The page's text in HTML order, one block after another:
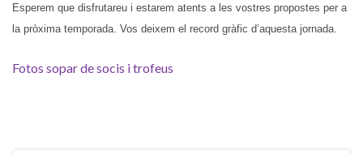
Esperem que disfrutareu i estarem atents a les vostres propostes per a
la pròxima temporada. Vos deixem el record gràfic d’aquesta jornada.
Fotos sopar de socis i trofeus